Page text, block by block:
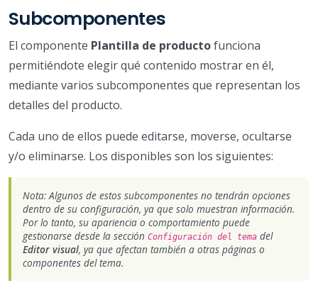
Subcomponentes
El componente Plantilla de productofunciona
permitiéndote elegir qué contenido mostrar en él,
mediante varios subcomponentes que representan los
detalles del producto.
Cada uno de ellos puede editarse, moverse, ocultarse
y/o eliminarse. Los disponibles son los siguientes:
Nota: Algunos de estos subcomponentes no tendrán opciones
dentro de su configuración, ya que solo muestran información.
Por lo tanto, su apariencia o comportamiento puede
gestionarse desde la sección Configuración del tema del
Editor visual, ya que afectan también a otras páginas o
componentes del tema.